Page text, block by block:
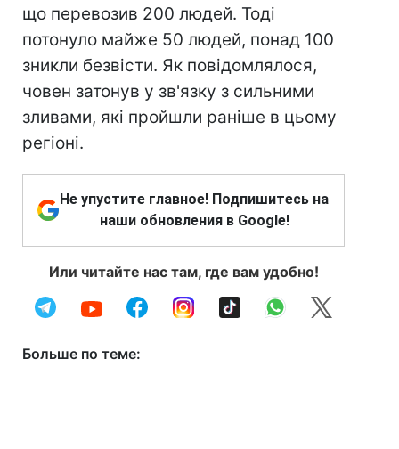
що перевозив 200 людей. Тоді
потонуло майже 50 людей, понад 100
зникли безвісти. Як повідомлялося,
човен затонув у зв'язку з сильними
зливами, які пройшли раніше в цьому
регіоні.
Не упустите главное! Подпишитесь на
наши обновления в Google!
Или читайте нас там, где вам удобно!
Больше по теме: